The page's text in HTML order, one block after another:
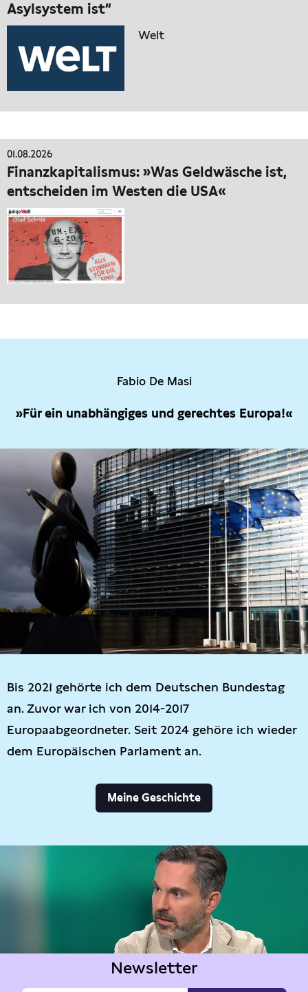
Asylsystem ist“
Welt
01.08.2026
Finanzkapitalismus: »Was Geldwäsche ist,
entscheiden im Westen die USA«
Fabio De Masi
»Für ein unabhängiges und gerechtes Europa!«
Bis 2021 gehörte ich dem Deutschen Bundestag
an. Zuvor war ich von 2014-2017
Europaabgeordneter. Seit 2024 gehöre ich wieder
dem Europäischen Parlament an.
Meine Geschichte
Newsletter